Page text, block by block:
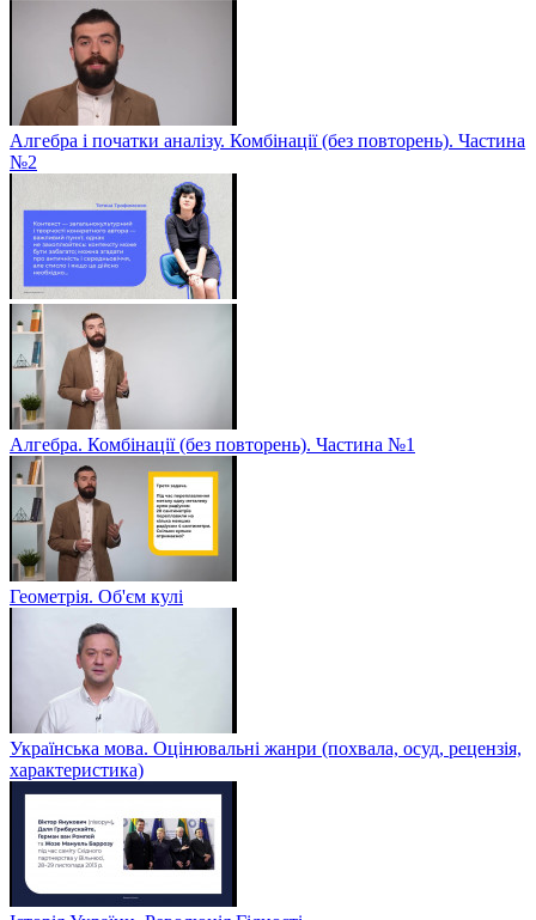
Алгебра і початки аналізу. Комбінації (без повторень). Частина
№2
Алгебра. Комбінації (без повторень). Частина №1
Геометрія. Об'єм кулі
Українська мова. Оцінювальні жанри (похвала, осуд, рецензія,
характеристика)